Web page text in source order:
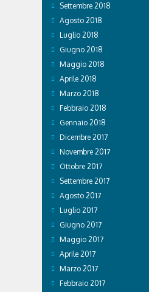
Settembre 2018
Agosto 2018
Luglio 2018
Giugno 2018
Maggio 2018
Aprile 2018
Marzo 2018
Febbraio 2018
Gennaio 2018
Dicembre 2017
Novembre 2017
Ottobre 2017
Settembre 2017
Agosto 2017
Luglio 2017
Giugno 2017
Maggio 2017
Aprile 2017
Marzo 2017
Febbraio 2017